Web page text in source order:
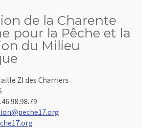
de la Charente
pour la Pêche et la
du Milieu
ZI des Charriers